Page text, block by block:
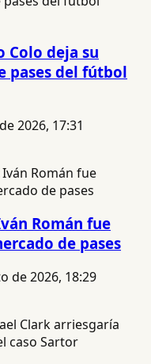
Colo deja su
pases del fútbol
2026, 17:31
Román fue
de pases
de 2026, 18:29